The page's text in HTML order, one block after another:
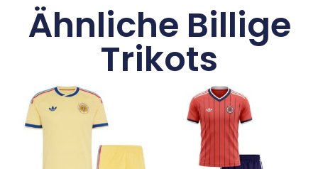
Ähnliche Billige
Trikots